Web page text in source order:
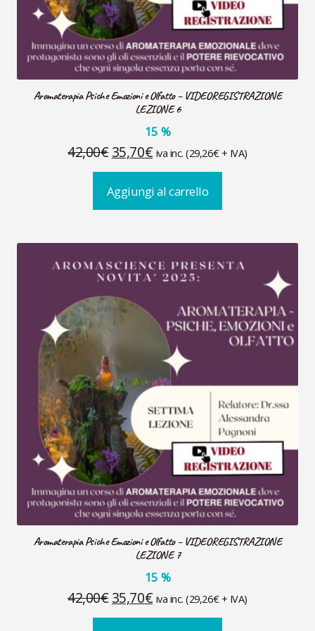
Aromaterapia Psiche Emozioni e Olfatto – VIDEOREGISTRAZIONE
LEZIONE 6
15 %
42,00€ Il
prezzo
originale
42,00€.
35,70€Il
prezzo
attuale
35,70€.
iva inc. (29,26€+ IVA)
Aggiungi al carrello
Aromaterapia Psiche Emozioni e Olfatto – VIDEOREGISTRAZIONE
LEZIONE 7
15 %
42,00€ Il
prezzo
35,70€Il
prezzo
iva inc. (29,26€+ IVA)